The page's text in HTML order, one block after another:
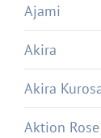
Ajami
Akira
Akira
Aktion Rose